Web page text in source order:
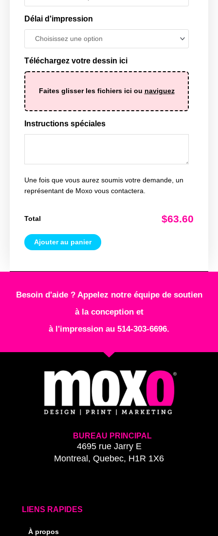
Délai d'impression
Téléchargez votre dessin ici
Faites glisser les fichiers ici ou naviguez
Instructions spéciales
Une fois que vous aurez soumis votre demande, un
représentant de Moxo vous contactera.
Total $63.60
Ajouter au panier
Besoin d'aide ? Appelez notre équipe de soutien
à la conception et
à l'impression au 514-303-6696.
BUREAU PRINCIPAL
4695 rue Jarry E
Montreal, Quebec, H1R 1X6
LIENS RAPIDES
À propos